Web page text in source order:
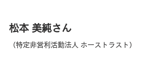
松本 美純さん
（特定非営利活動法人 ホーストラスト ）